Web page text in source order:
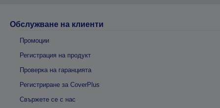
Обслужване на клиенти
Промоции
Регистрация на продукт
Проверка на гаранцията
Регистриране за CoverPlus
Свържете се с нас